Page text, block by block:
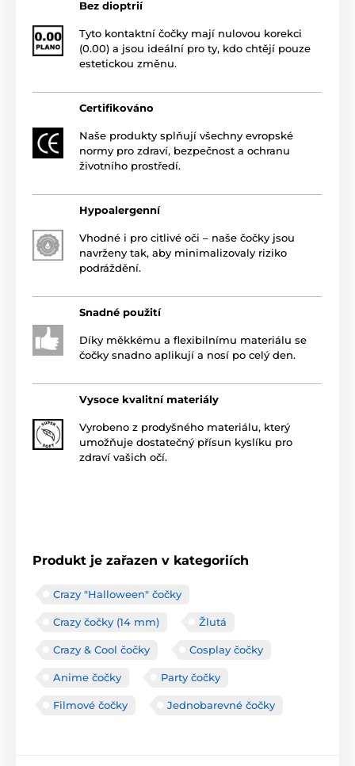
Bez dioptrií
Tyto kontaktní čočky mají nulovou korekci
(0.00) a jsou ideální pro ty, kdo chtějí pouze
estetickou změnu.
Certifikováno
Naše produkty splňují všechny evropské
normy pro zdraví, bezpečnost a ochranu
životního prostředí.
Hypoalergenní
Vhodné i pro citlivé oči – naše čočky jsou
navrženy tak, aby minimalizovaly riziko
podráždění.
Snadné použití
Díky měkkému a flexibilnímu materiálu se
čočky snadno aplikují a nosí po celý den.
Vysoce kvalitní materiály
Vyrobeno z prodyšného materiálu, který
umožňuje dostatečný přísun kyslíku pro
zdraví vašich očí.
Produkt je zařazen v kategoriích
Crazy "Halloween" čočky
Crazy čočky (14 mm) Žlutá
Crazy & Cool čočky Cosplay čočky
Anime čočky Party čočky
Filmové čočky Jednobarevné čočky